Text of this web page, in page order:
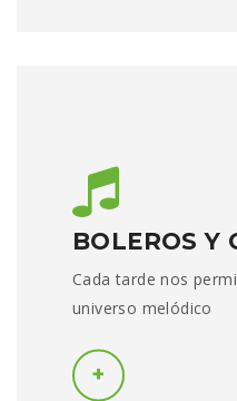
BOLEROS Y
Cada tarde nos
universo melódico